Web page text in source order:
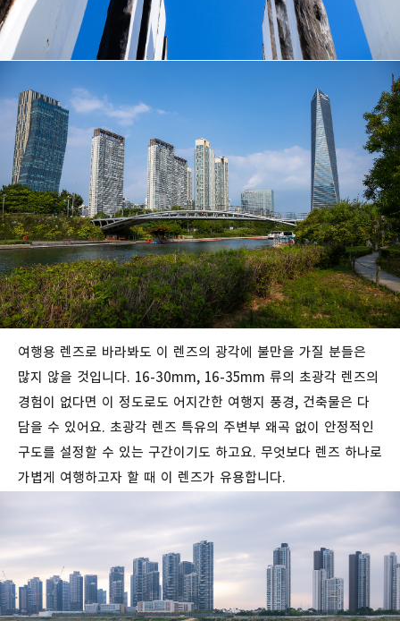
여행용 렌즈로 바라봐도 이 렌즈의 광각에 불만을 가질 분들은
많지 않을 것입니다. 16-30mm, 16-35mm 류의 초광각 렌즈의
경험이 없다면 이 정도로도 어지간한 여행지 풍경, 건축물은 다
담을 수 있어요. 초광각 렌즈 특유의 주변부 왜곡 없이 안정적인
구도를 설정할 수 있는 구간이기도 하고요. 무엇보다 렌즈 하나로
가볍게 여행하고자 할 때 이 렌즈가 유용합니다.